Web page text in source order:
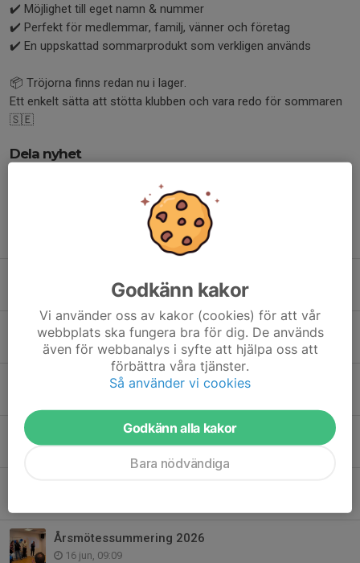
✔️ Möjlighet till eget namn & nummer
✔️ Perfekt för medlemmar, familj, vänner och företag
✔️ En uppskattad sommarprodukt som verkligen används
📦 Tröjorna finns redan nu i lager.
Ett enkelt sätta att stötta klubben och vara redo för sommaren
🇸🇪
Dela nyhet
6 aug, 18:24
Damlaget söker lagledare och materialansvarig
5 aug, 20:20
Daniel Jernberg ny tränare för damlaget
Bostäder sökes
Årsmötessummering 2026
16 jun, 09:09
Godkänn kakor
Vi använder oss av kakor (cookies) för att vår
webbplats ska fungera bra för dig. De används
även för webbanalys i syfte att hjälpa oss att
förbättra våra tjänster.
Så använder vi cookies
Godkänn alla kakor
Bara nödvändiga